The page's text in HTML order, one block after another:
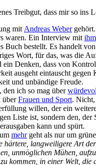
Treibgut, dass mir so ins
mit Andreas Webergehört.
waren. Ein Interview mit ihm
Buch bestellt. Es handelt von
Wort, für das, was die
ein Denken, dass von
ausgeht eintauscht gegen
und unbändige Freude.
den ich so mag über
überFrauen und Sport.
willen, der ein
Liste ist, sondern den, der
kann und spürt.
mehrgeht als nur um
härtere, langweiligere Art
unmöglichen Mühen,
kommen, in einer Welt, die